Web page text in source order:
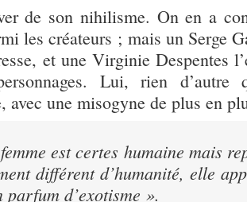
de son nihilisme. On en a
les créateurs ; mais un Serge
et une Virginie Despentes
Lui, rien d’autre
avec une misogyne de plus en
est certes humaine mais
différent d’humanité, elle
d’exotisme ».